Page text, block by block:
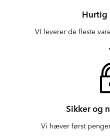
Hurtig
VI leverer de fleste
Sikker og
Vi hæver først